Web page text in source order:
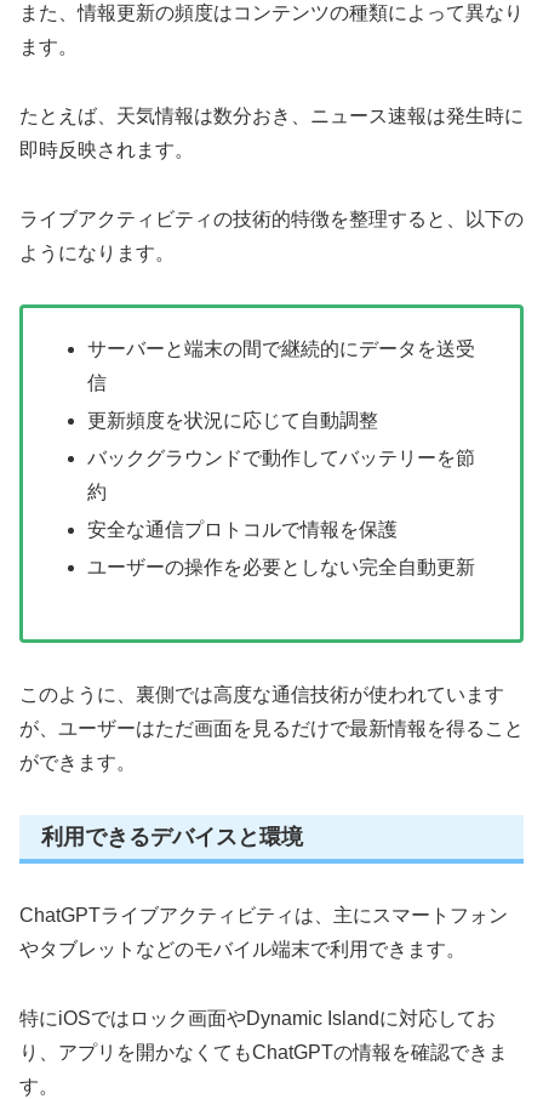
また、情報更新の頻度はコンテンツの種類によって異なり
ます。
たとえば、天気情報は数分おき、ニュース速報は発生時に
即時反映されます。
ライブアクティビティの技術的特徴を整理すると、以下の
ようになります。
サーバーと端末の間で継続的にデータを送受
信
更新頻度を状況に応じて自動調整
バックグラウンドで動作してバッテリーを節
約
安全な通信プロトコルで情報を保護
ユーザーの操作を必要としない完全自動更新
このように、裏側では高度な通信技術が使われています
が、ユーザーはただ画面を見るだけで最新情報を得ること
ができます。
利用できるデバイスと環境
ChatGPTライブアクティビティは、主にスマートフォン
やタブレットなどのモバイル端末で利用できます。
特にiOSではロック画面やDynamic Islandに対応してお
り、アプリを開かなくてもChatGPTの情報を確認できま
す。